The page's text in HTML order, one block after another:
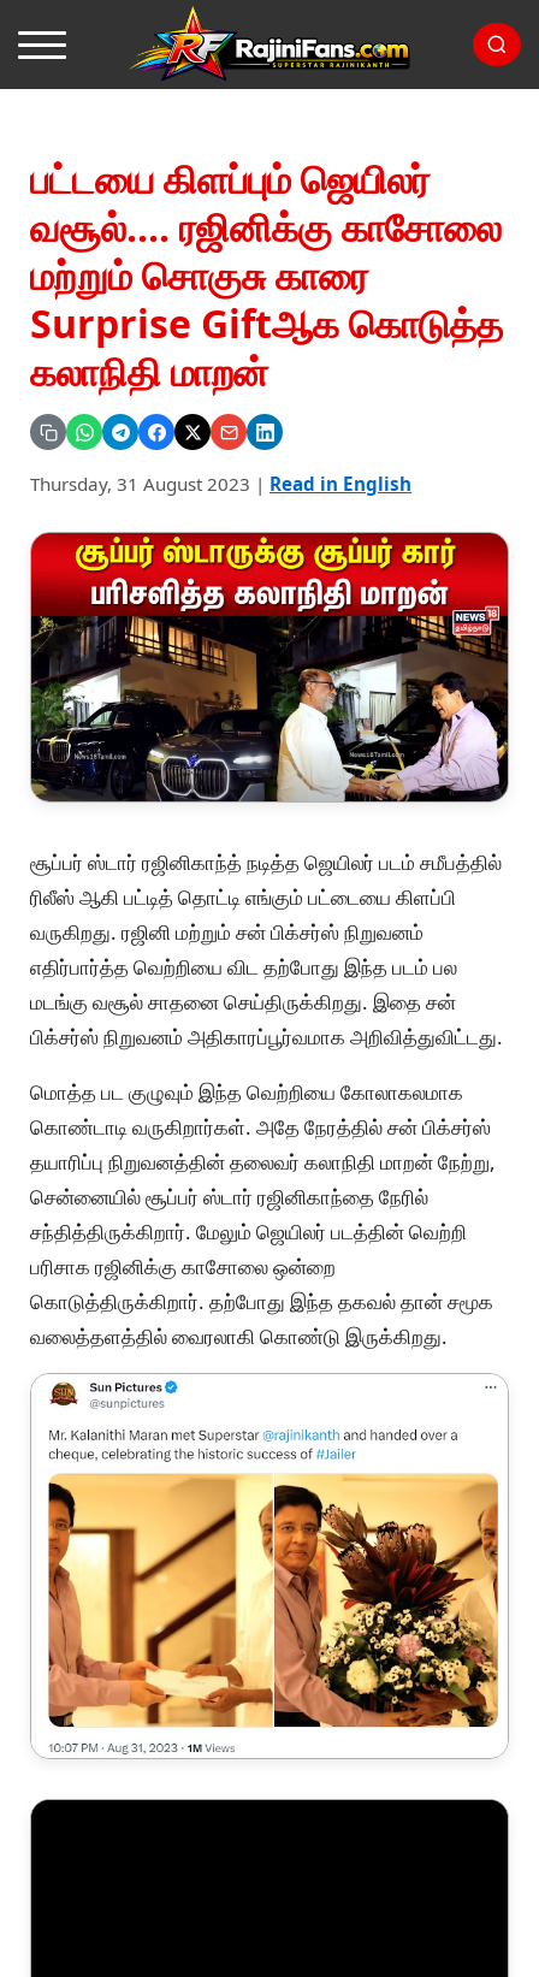
பட்டயை கிளப்பும் ஜெயிலர்
வசூல்.... ரஜினிக்கு காசோலை
மற்றும் சொகுசு காரை
Surprise Giftஆக கொடுத்த
கலாநிதி மாறன்
Thursday, 31 August 2023 | Read in English
சூப்பர் ஸ்டார் ரஜினிகாந்த் நடித்த ஜெயிலர் படம் சமீபத்தில்
ரிலீஸ் ஆகி பட்டித் தொட்டி எங்கும் பட்டையை கிளப்பி
வருகிறது. ரஜினி மற்றும் சன் பிக்சர்ஸ் நிறுவனம்
எதிர்பார்த்த வெற்றியை விட தற்போது இந்த படம் பல
மடங்கு வசூல் சாதனை செய்திருக்கிறது. இதை சன்
பிக்சர்ஸ் நிறுவனம் அதிகாரப்பூர்வமாக அறிவித்துவிட்டது.
மொத்த பட குழுவும் இந்த வெற்றியை கோலாகலமாக
கொண்டாடி வருகிறார்கள். அதே நேரத்தில் சன் பிக்சர்ஸ்
தயாரிப்பு நிறுவனத்தின் தலைவர் கலாநிதி மாறன் நேற்று,
சென்னையில் சூப்பர் ஸ்டார் ரஜினிகாந்தை நேரில்
சந்தித்திருக்கிறார். மேலும் ஜெயிலர் படத்தின் வெற்றி
பரிசாக ரஜினிக்கு காசோலை ஒன்றை
கொடுத்திருக்கிறார். தற்போது இந்த தகவல் தான் சமூக
வலைத்தளத்தில் வைரலாகி கொண்டு இருக்கிறது.